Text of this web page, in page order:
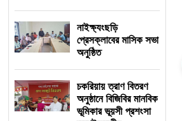
নাইক্ষ্যংছড়ি
প্রেসক্লাবের মাসিক সভা
অনুষ্ঠিত
চকরিয়ায় ত্রাণ বিতরণ
অনুষ্ঠানে বিজিবির মানবিক
ভূমিকার ভূয়সী প্রশংসা